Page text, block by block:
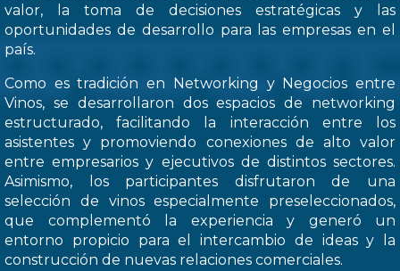
valor, la toma de decisiones estratégicas y las
oportunidades de desarrollo para las empresas en el
país.
Como es tradición en Networking y Negocios entre
Vinos, se desarrollaron dos espacios de networking
estructurado, facilitando la interacción entre los
asistentes y promoviendo conexiones de alto valor
entre empresarios y ejecutivos de distintos sectores.
Asimismo, los participantes disfrutaron de una
selección de vinos especialmente preseleccionados,
que complementó la experiencia y generó un
entorno propicio para el intercambio de ideas y la
construcción de nuevas relaciones comerciales.